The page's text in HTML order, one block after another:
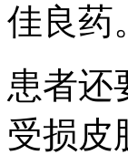
佳良药
患者还
受损皮